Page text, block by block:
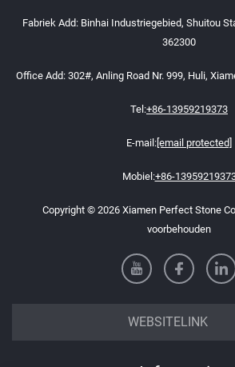
Fabriek Add: Binhai Industriegebied, Shuitou
362300
Office Add: 302#, Anling Road Nr. 999, Huli,
Tel:+86-13959219373
E-mail: [email protected]
Mobiel:+86-
Copyright © 2026 Xiamen Perfect Stone
voorbehouden
WEBSITELINK